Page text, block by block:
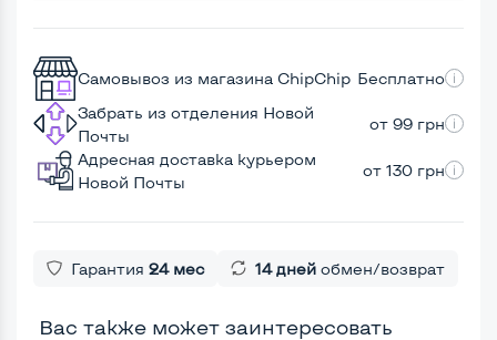
Самовывоз из магазина ChipChip Бесплатно
Забрать из отделения Новой
Почты
от 99 грн
Адресная доставка курьером
Новой Почты
от 130 грн
Гарантия 24 мес 14 дней обмен/возврат
Вас также может заинтересовать